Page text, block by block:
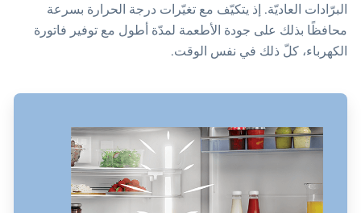
البرّادات العاديّة. إذ يتكيّف مع تغيّرات درجة الحرارة بسرعة
محافظًا بذلك على جودة الأطعمة لمدّة أطول مع توفير فاتورة
الكهرباء، كلّ ذلك في نفس الوقت.